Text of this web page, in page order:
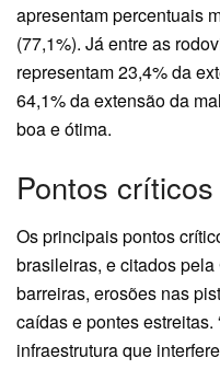
apresentam percentuais
(77,1%). Já entre as
representam 23,4% da
64,1% da extensão da
boa e ótima.
Pontos críticos
Os principais pontos
brasileiras, e citados
barreiras, erosões nas
caídas e pontes estreitas.
infraestrutura que